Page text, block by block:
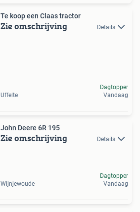
Te koop een Claas tractor
Zie omschrijving Details
Uffelte
Dagtopper
Vandaag
John Deere 6R 195
Zie omschrijving Details
Wijnjewoude
Dagtopper
Vandaag